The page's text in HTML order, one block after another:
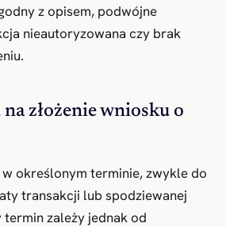
z opisem, podwójne
nieautoryzowana czy brak
złożenie wniosku o
w określonym terminie, zwykle do
transakcji lub spodziewanej
termin zależy jednak od